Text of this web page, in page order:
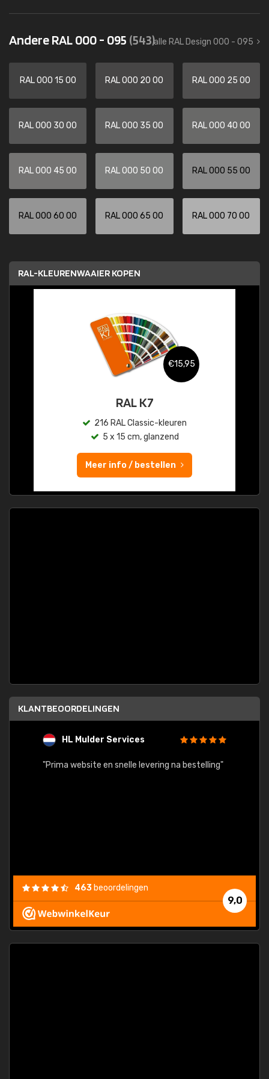
Andere RAL 000 - 095 (543)alle RAL Design 000 - 095
RAL 000 15 00 RAL 000 20 00 RAL 000 25 00
RAL 000 30 00 RAL 000 35 00 RAL 000 40 00
RAL 000 45 00 RAL 000 50 00 RAL 000 55 00
RAL 000 60 00 RAL 000 65 00 RAL 000 70 00
RAL-KLEURENWAAIER KOPEN
€15,95
RAL K7
216 RAL Classic-kleuren
5 x 15 cm, glanzend
Meer info / bestellen
KLANTBEOORDELINGEN
HL Mulder Services
"Prima website en snelle levering na bestelling"
9,0
463 beoordelingen